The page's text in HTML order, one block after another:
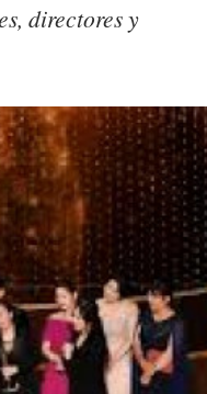
directores y